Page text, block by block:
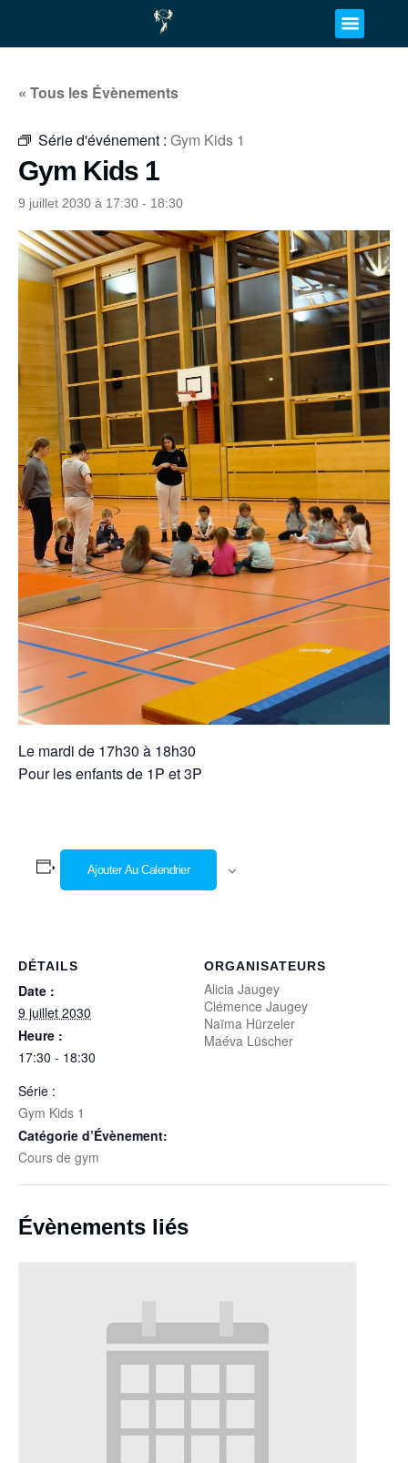
« Tous les Évènements
Série d'événement : Gym Kids 1
Gym Kids 1
9 juillet 2030 à 17:30 - 18:30
Le mardi de 17h30 à 18h30
Pour les enfants de 1P et 3P
Ajouter Au Calendrier
DÉTAILS
Date :
9 juillet 2030
Heure :
17:30 - 18:30
Série :
Gym Kids 1
Catégorie d’Évènement:
Cours de gym
ORGANISATEURS
Alicia Jaugey
Clémence Jaugey
Naïma Hürzeler
Maéva Lüscher
Évènements liés